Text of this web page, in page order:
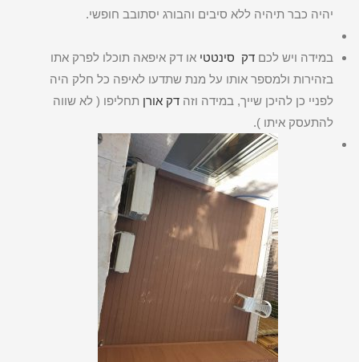
יהיה כבר תיהיה ללא סיבים והבורג יסתובב חופשי.
במידה ויש לכםדק סינטטי או דק איפאה תוכלו לפרק אתו
בזהירות ולמספר אותו על מנת שתדעו לאיפה כל חלק היה
לפניי כן להיכן שייך, במידה וזהדק אורן תחליפו ( לא שווה
להתעסק איתו ).